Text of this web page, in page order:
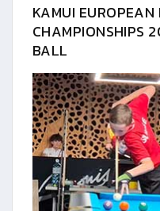
KAMUI
CHAMPIONSHIPS
BALL